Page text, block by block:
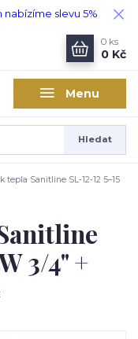
slevu 5%
Menu
Hledat
0 ks
0 Kč
tepla Sanitline SL‑12‑12 5–15
3/4" +